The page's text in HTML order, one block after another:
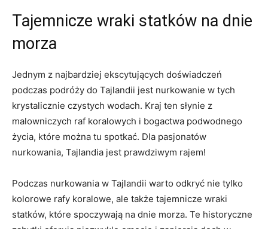
Tajemnicze wraki statków na dnie
morza
Jednym z najbardziej ekscytujących doświadczeń
podczas podróży do Tajlandii jest nurkowanie w tych
krystalicznie czystych wodach. Kraj ten słynie⁣ z
malowniczych raf koralowych i ⁣bogactwa podwodnego ​
życia,⁤ które można tu spotkać. Dla ⁢pasjonatów
nurkowania, Tajlandia jest prawdziwym rajem!
Podczas nurkowania w Tajlandii warto odkryć nie tylko
⁣kolorowe rafy koralowe, ale także tajemnicze wraki
statków,‌ które ⁣spoczywają na dnie⁤ morza. Te historyczne